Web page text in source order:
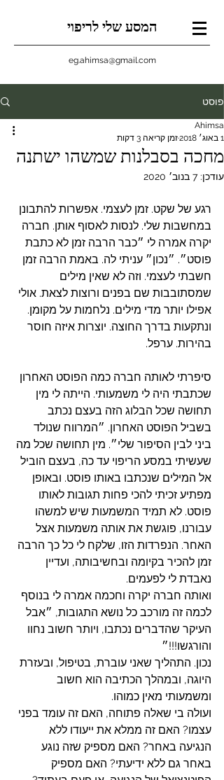
המסע שלי לריפוי
eg.ahimsa@gmail.com
פוסט
מחכה בסבלנות שמשהו ישתנה
Ahimsa
1 באוג׳ 2018
זמן קריאה 3 דקות
עודכן: 7 בנוב׳ 2020
רגע של שקט. זמן לעצמי. אפשרות להתבונן
במחשבות שלי. לנסות לאסוף אותן. חברה
יקרה אמרה לי ״כבר הרבה זמן לא כתבת
פוסט״. ״נכון״ עניתי לה. באמת הרבה זמן
חשבתי לעצמי. וזה לא שאין מילים
שמסתובבות שם בפנים ורוצות לצאת. אולי
אפילו יותר מדי מילים. נלחמות על מקומן.
ונתקעות בדרך החוצה. יוצרות איזה חוסר
בהירות. ערפל.
סיפרתי לאותה חברה כמה הפוסט האחרון
שכתבתי היה לי משמעותי. הייתה לי מין
תחושה שכל הבלוג הזה בעצם נכתב
בשביל הפוסט האחרון. ״המרווח שנולד
ביני לבין הסיפור שלי״. מין תחושה שכל מה
שעשיתי במסע הריפוי עד כה, בעצם הוביל
אל המילים שנכתבו באותו פוסט. ובאופן
מפתיע זכיתי להכי פחות תגובות לאותו
פוסט. לא תמיד המשמעות שיש למשהו
עבורנו, פוגשת את אותה משמעות אצל
האחר. הנפרדות הזו, שלקח לי כל כך הרבה
זמן להכיר בקיומה ובחשיבותה, ועדיין
נאבדת לי לפעמים.
ואותה חברה יקרה וחכמה אמרה לי בנוסף
לכמה זה מורכב כל נושא התגובות, ״אבל
העיקר שהדברים נכתבו, ויותר חשוב נחוו
והורגשו!!!״
נכון. התהליך שאני עוברת, בטיפול, ובעזרת
היוגה, ובמהלך הכתיבה הוא חשוב
ומשמעותי מאין כמוהו.
ועולה בי שאלה פתוחה, האם זה עומד בפני
עצמו? האם זה ממלא את ייעודו ללא
הנגיעה באחר? האם מספיק שזה נוגע
באחר גם ללא ידיעתי? האם מספיק